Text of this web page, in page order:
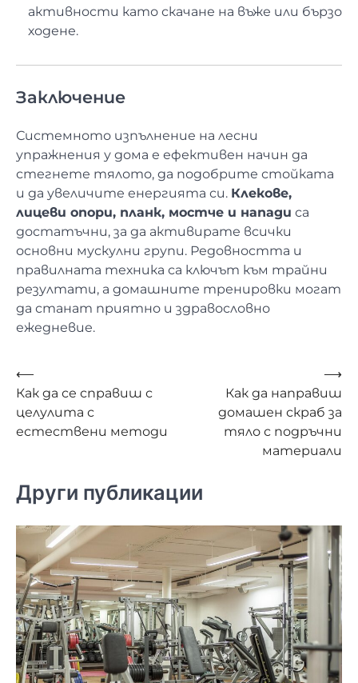
активности като скачане на въже или бързо
ходене.
Заключение
Системното изпълнение на лесни
упражнения у дома е ефективен начин да
стегнете тялото, да подобрите стойката
и да увеличите енергията си. Клекове,
лицеви опори, планк, мостче и напади са
достатъчни, за да активирате всички
основни мускулни групи. Редовността и
правилната техника са ключът към трайни
резултати, а домашните тренировки могат
да станат приятно и здравословно
ежедневие.
Навигация
⟵
Как да се справиш с
целулита с
естествени методи
Как да направиш
домашен скраб за
тяло с подръчни
материали
⟶
Други публикации